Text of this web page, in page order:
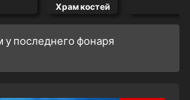
Храм костей
у последнего фонаря